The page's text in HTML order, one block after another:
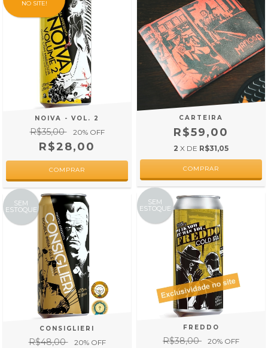
NO SITE!
NOIVA - VOL. 2
R$35,00 20% OFF
R$28,00
CARTEIRA
R$59,00
2 X DE R$31,05
SEM
ESTOQUE
CONSIGLIERI
R$48,00 20% OFF
SEM
ESTOQUE
FREDDO
R$38,00 20% OFF